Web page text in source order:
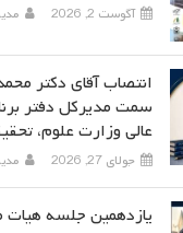
آگوست 2, 2026
انتصاب آقای دکتر
سمت مدیرکل دفتر
عالی وزارت علوم،
جولای 27, 2026
یازدهمین جلسه هیات